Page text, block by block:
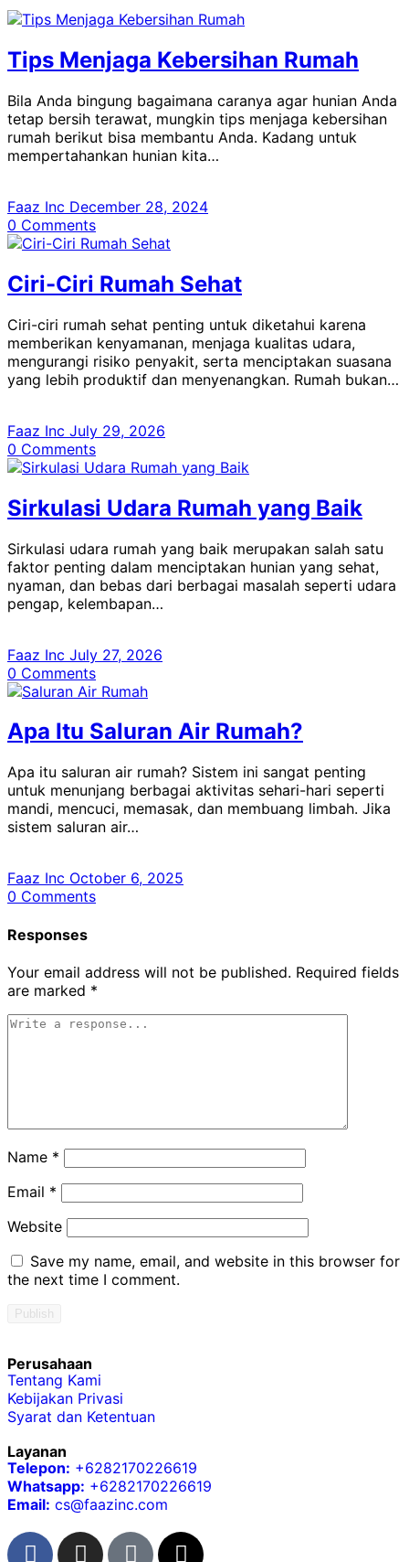
Tips Menjaga Kebersihan Rumah
Bila Anda bingung bagaimana caranya agar hunian Anda
tetap bersih terawat, mungkin tips menjaga kebersihan
rumah berikut bisa membantu Anda. Kadang untuk
mempertahankan hunian kita…
Faaz Inc December 28, 2024
0 Comments
Ciri-Ciri Rumah Sehat
Ciri-ciri rumah sehat penting untuk diketahui karena
memberikan kenyamanan, menjaga kualitas udara,
mengurangi risiko penyakit, serta menciptakan suasana
yang lebih produktif dan menyenangkan. Rumah bukan…
Faaz Inc July 29, 2026
0 Comments
Sirkulasi Udara Rumah yang Baik
Sirkulasi udara rumah yang baik merupakan salah satu
faktor penting dalam menciptakan hunian yang sehat,
nyaman, dan bebas dari berbagai masalah seperti udara
pengap, kelembapan…
Faaz Inc July 27, 2026
0 Comments
Apa Itu Saluran Air Rumah?
Apa itu saluran air rumah? Sistem ini sangat penting
untuk menunjang berbagai aktivitas sehari-hari seperti
mandi, mencuci, memasak, dan membuang limbah. Jika
sistem saluran air…
Faaz Inc October 6, 2025
0 Comments
Responses
Your email address will not be published. Required fields
are marked *
Name *
Email *
Website
Save my name, email, and website in this browser for
the next time I comment.
Perusahaan
Tentang Kami
Kebijakan Privasi
Syarat dan Ketentuan
Layanan
Telepon: +6282170226619
Whatsapp: +6282170226619
Email: cs@faazinc.com